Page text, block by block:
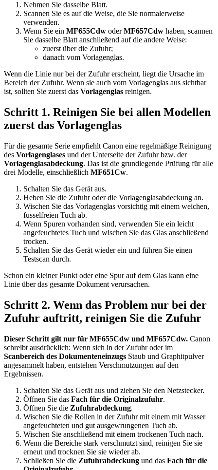
Nehmen Sie dasselbe Blatt.
Scannen Sie es auf die Weise, die Sie normalerweise
verwenden.
Wenn Sie ein MF655Cdw oderMF657Cdw haben, scannen
Sie dasselbe Blatt anschließend auf die andere Weise:
zuerst über die Zufuhr;
danach vom Vorlagenglas.
Wenn die Linie nur bei der Zufuhr erscheint, liegt die Ursache im
Bereich der Zufuhr. Wenn sie auch vom Vorlagenglas aus sichtbar
ist, sollten Sie zuerst das Vorlagenglas reinigen.
Schritt 1. Reinigen Sie bei allen Modellen
zuerst das Vorlagenglas
Für die gesamte Serie empfiehlt Canon eine regelmäßige Reinigung
des Vorlagenglases und der Unterseite der Zufuhr bzw. der
Vorlagenglasabdeckung. Das ist die grundlegende Prüfung für alle
drei Modelle, einschließlich MF651Cw.
Schalten Sie das Gerät aus.
Heben Sie die Zufuhr oder die Vorlagenglasabdeckung an.
Wischen Sie das Vorlagenglas vorsichtig mit einem weichen,
fusselfreien Tuch ab.
Wenn Spuren vorhanden sind, verwenden Sie ein leicht
angefeuchtetes Tuch und wischen Sie das Glas anschließend
trocken.
Schalten Sie das Gerät wieder ein und führen Sie einen
Testscan durch.
Schon ein kleiner Punkt oder eine Spur auf dem Glas kann eine
Linie über das gesamte Dokument verursachen.
Schritt 2. Wenn das Problem nur bei der
Zufuhr auftritt, reinigen Sie die Zufuhr
Dieser Schritt gilt nur für MF655Cdw und MF657Cdw. Canon
schreibt ausdrücklich: Wenn sich in der Zufuhr oder im
Scanbereich des Dokumenteneinzugs Staub und Graphitpulver
angesammelt haben, entstehen Verschmutzungen auf den
Ergebnissen.
Schalten Sie das Gerät aus und ziehen Sie den Netzstecker.
Öffnen Sie das Fach für die Originalzufuhr.
Öffnen Sie die Zufuhrabdeckung.
Wischen Sie die Rollen in der Zufuhr mit einem mit Wasser
angefeuchteten und gut ausgewrungenen Tuch ab.
Wischen Sie anschließend mit einem trockenen Tuch nach.
Wenn die Bereiche stark verschmutzt sind, reinigen Sie sie
erneut und trocknen Sie sie wieder ab.
Schließen Sie die Zufuhrabdeckung und das Fach für die